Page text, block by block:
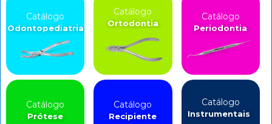
Catálogo
Odontopediatria
Catálogo
Ortodontia
Catálogo
Periodontia
Catálogo
Prótese
Catálogo
Recipiente
Catálogo
Instrumentais